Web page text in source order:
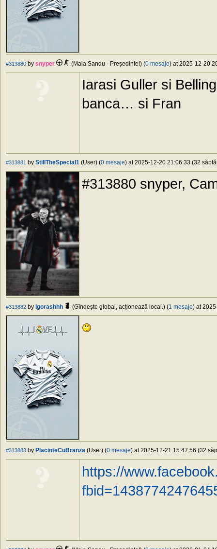
#313880 by snyper (Maia Sandu - Președinte!) (0 mesaje) at 2025-12-20
Iarasi Guller si
banca… si Fran
#313881 by StillTheSpecial1 (User) (0 mesaje) at 2025-12-20 21:06:33 (32
#313880 snyper,
#313882 by Igorashhh (Gîndește global, acționează local.) (1 mesaje) at
#313883 by PlacinteCuBranza (User) (0 mesaje) at 2025-12-21 15:47:56 (32
https://